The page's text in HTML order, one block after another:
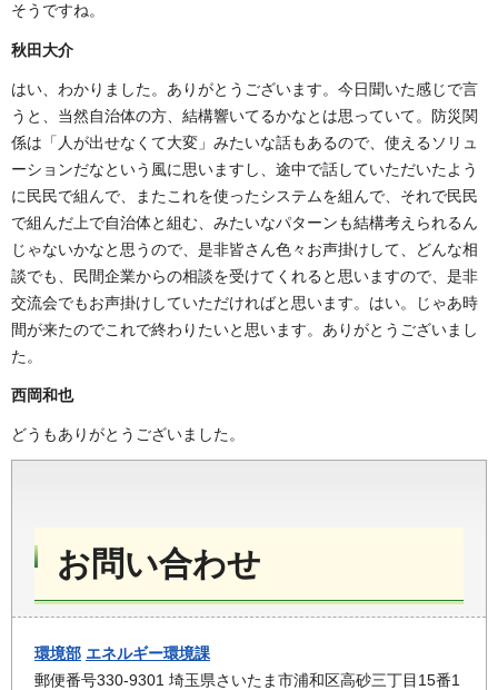
そうですね。
秋田大介
はい、わかりました。ありがとうございます。今日聞いた感じで言
うと、当然自治体の方、結構響いてるかなとは思っていて。防災関
係は「人が出せなくて大変」みたいな話もあるので、使えるソリュ
ーションだなという風に思いますし、途中で話していただいたよう
に民民で組んで、またこれを使ったシステムを組んで、それで民民
で組んだ上で自治体と組む、みたいなパターンも結構考えられるん
じゃないかなと思うので、是非皆さん色々お声掛けして、どんな相
談でも、民間企業からの相談を受けてくれると思いますので、是非
交流会でもお声掛けしていただければと思います。はい。じゃあ時
間が来たのでこれで終わりたいと思います。ありがとうございまし
た。
西岡和也
どうもありがとうございました。
お問い合わせ
環境部 エネルギー環境課
郵便番号330-9301 埼玉県さいたま市浦和区高砂三丁目15番1